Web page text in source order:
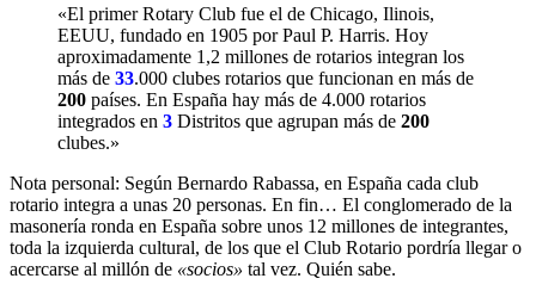
«El primer Rotary Club fue el de Chicago, Ilinois,
EEUU, fundado en 1905 por Paul P. Harris. Hoy
aproximadamente 1,2 millones de rotarios integran los
más de 33.000 clubes rotarios que funcionan en más de
200 países. En España hay más de 4.000 rotarios
integrados en 3 Distritos que agrupan más de 200
clubes.»
Nota personal: Según Bernardo Rabassa, en España cada club
rotario integra a unas 20 personas. En fin… El conglomerado de la
masonería ronda en España sobre unos 12 millones de integrantes,
toda la izquierda cultural, de los que el Club Rotario pordría llegar o
acercarse al millón de «socios» tal vez. Quién sabe.